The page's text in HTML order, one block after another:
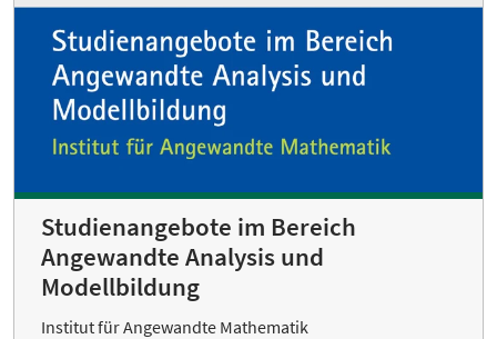
Studienangebote im Bereich
Angewandte Analysis und
Modellbildung
Institut für Angewandte Mathematik